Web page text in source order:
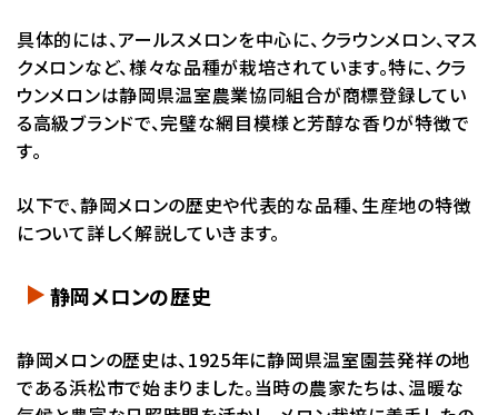
具体的には、アールスメロンを中心に、クラウンメロン、マス
クメロンなど、様々な品種が栽培されています。特に、クラ
ウンメロンは静岡県温室農業協同組合が商標登録してい
る高級ブランドで、完璧な網目模様と芳醇な香りが特徴で
す。
以下で、静岡メロンの歴史や代表的な品種、生産地の特徴
について詳しく解説していきます。
静岡メロンの歴史
静岡メロンの歴史は、1925年に静岡県温室園芸発祥の地
である浜松市で始まりました。当時の農家たちは、温暖な